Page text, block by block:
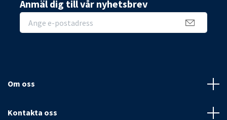
Anmäl dig till vår nyhetsbrev
Om oss
Kontakta oss